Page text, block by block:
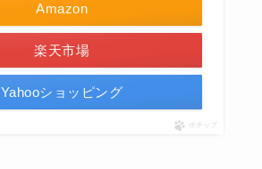
Amazon
楽天市場
Yahooショッピング
ポチップ